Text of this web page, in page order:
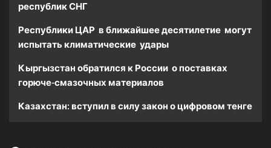
республик СНГ
Республики ЦАР в ближайшее десятилетие могут
испытать климатические удары
Кыргызстан обратился к России о поставках
горюче-смазочных материалов
Казахстан: вступил в силу закон о цифровом тенге